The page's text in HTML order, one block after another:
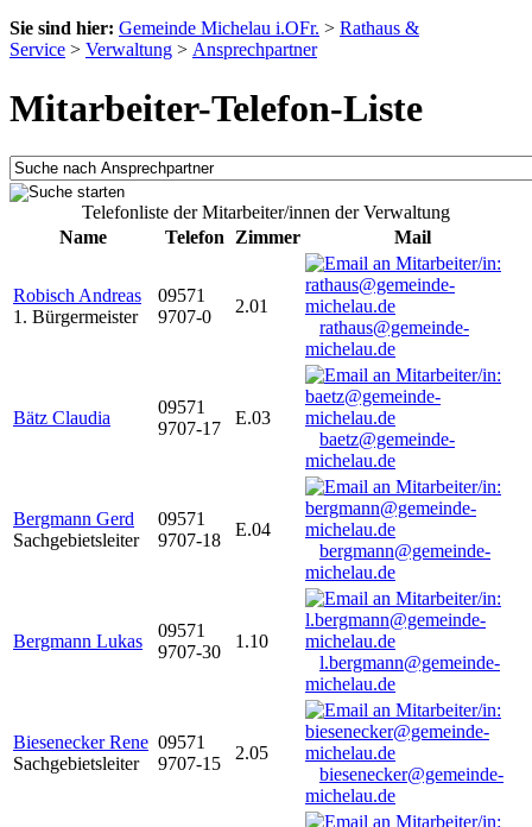
Sie sind hier: Gemeinde Michelau i.OFr. > Rathaus &
Service > Verwaltung > Ansprechpartner
Mitarbeiter-Telefon-Liste
Telefonliste der Mitarbeiter/innen der Verwaltung
Name
Telefon Zimmer Mail
Robisch Andreas
1. Bürgermeister
09571
9707-0
2.01
rathaus@gemeinde-
michelau.de
Bätz Claudia
09571
9707-17
E.03
baetz@gemeinde-
michelau.de
Bergmann Gerd
Sachgebietsleiter
09571
9707-18
E.04
bergmann@gemeinde-
michelau.de
Bergmann Lukas
09571
9707-30
1.10
l.bergmann@gemeinde-
michelau.de
Biesenecker Rene
Sachgebietsleiter
09571
9707-15
2.05
biesenecker@gemeinde-
michelau.de